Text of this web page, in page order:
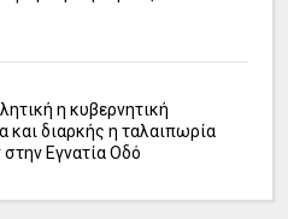
η κυβερνητική
και διαρκής η ταλαιπωρία
Εγνατία Οδό